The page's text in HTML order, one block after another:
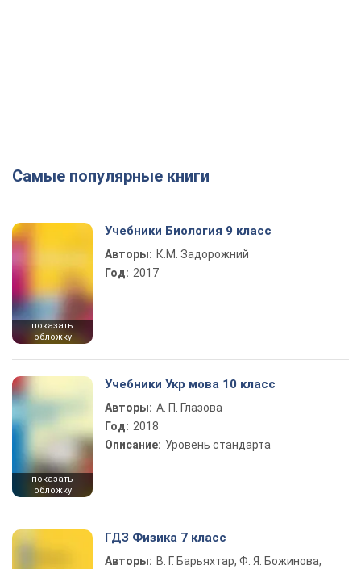
Самые популярные книги
показать
обложку
Учебники Биология 9 класс
Авторы: К.М. Задорожний
Год: 2017
показать
обложку
Учебники Укр мова 10 класс
Авторы: А. П. Глазова
Год: 2018
Описание: Уровень стандарта
ГДЗ Физика 7 класс
Авторы: В. Г. Барьяхтар, Ф. Я. Божинова,